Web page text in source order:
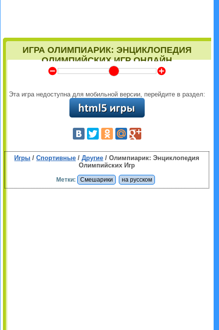
ИГРА ОЛИМПИАРИК: ЭНЦИКЛОПЕДИЯ
ОЛИМПИЙСКИХ ИГР ОНЛАЙН
Y Z
Эта игра недоступна для мобильной версии, перейдите в раздел:
Игры /Спортивные /Другие / Олимпиарик: Энциклопедия
Олимпийских Игр
Метки: Смешарики на русском